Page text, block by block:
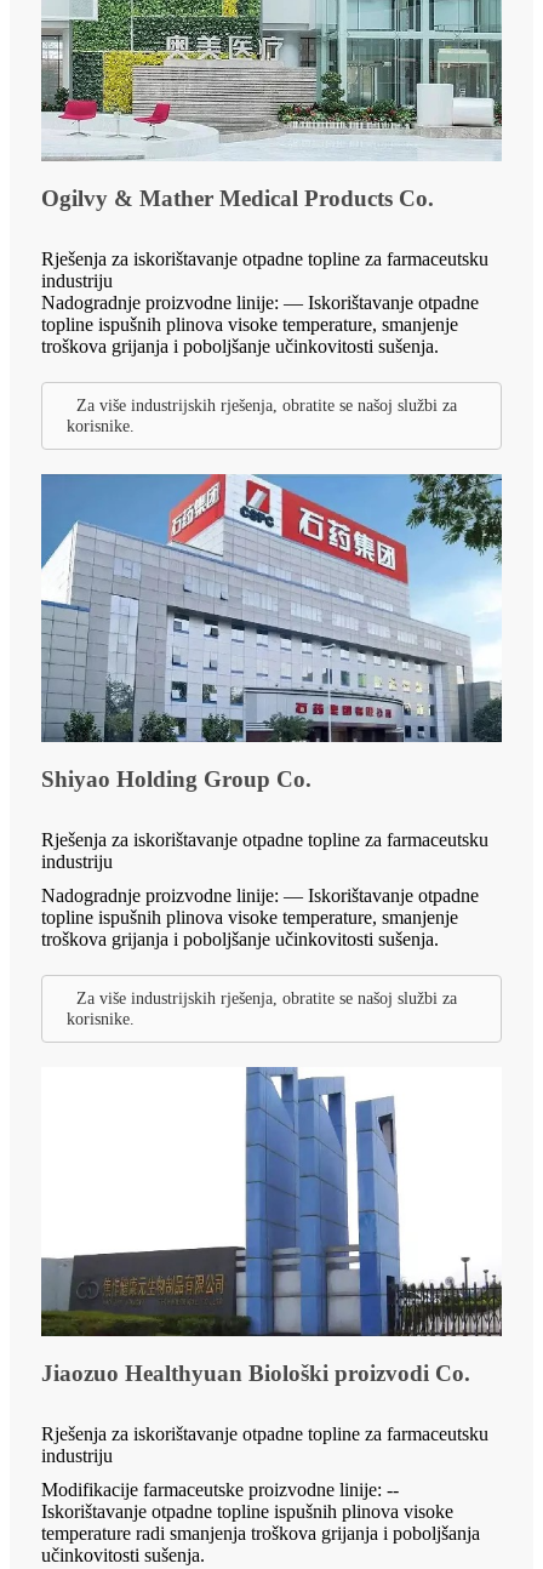
Ogilvy & Mather Medical Products Co.
Rješenja za iskorištavanje otpadne topline za farmaceutsku
industriju
Nadogradnje proizvodne linije: — Iskorištavanje otpadne
topline ispušnih plinova visoke temperature, smanjenje
troškova grijanja i poboljšanje učinkovitosti sušenja.
Za više industrijskih rješenja, obratite se našoj službi za
korisnike.
Shiyao Holding Group Co.
Rješenja za iskorištavanje otpadne topline za farmaceutsku
industriju
Nadogradnje proizvodne linije: — Iskorištavanje otpadne
topline ispušnih plinova visoke temperature, smanjenje
troškova grijanja i poboljšanje učinkovitosti sušenja.
Za više industrijskih rješenja, obratite se našoj službi za
korisnike.
Jiaozuo Healthyuan Biološki proizvodi Co.
Rješenja za iskorištavanje otpadne topline za farmaceutsku
industriju
Modifikacije farmaceutske proizvodne linije: --
Iskorištavanje otpadne topline ispušnih plinova visoke
temperature radi smanjenja troškova grijanja i poboljšanja
učinkovitosti sušenja.